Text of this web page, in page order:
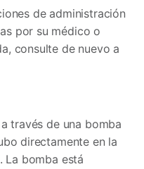
de administración
por su médico o
consulte de nuevo a
través de una bomba
directamente en la
La bomba está